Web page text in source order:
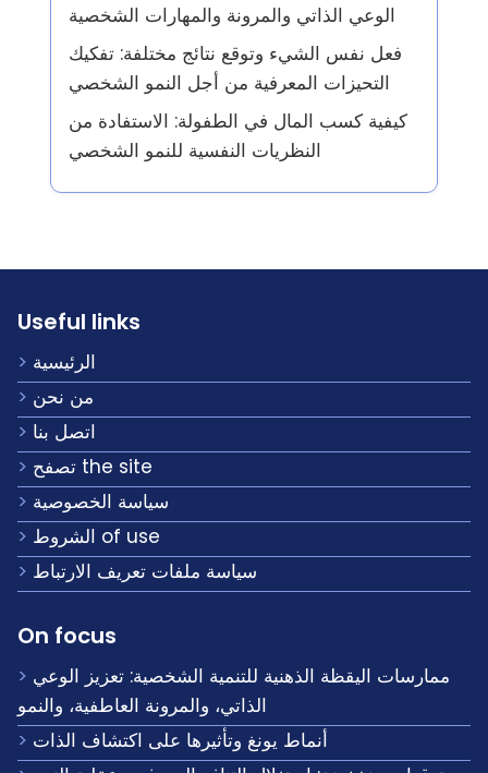
الوعي الذاتي والمرونة والمهارات الشخصية
فعل نفس الشيء وتوقع نتائج مختلفة: تفكيك
التحيزات المعرفية من أجل النمو الشخصي
كيفية كسب المال في الطفولة: الاستفادة من
النظريات النفسية للنمو الشخصي
Useful links
الرئيسية
من نحن
اتصل بنا
تصفح the site
سياسة الخصوصية
الشروط of use
سياسة ملفات تعريف الارتباط
On focus
ممارسات اليقظة الذهنية للتنمية الشخصية: تعزيز الوعي
الذاتي، والمرونة العاطفية، والنمو
أنماط يونغ وتأثيرها على اكتشاف الذات